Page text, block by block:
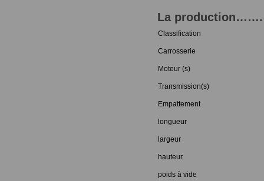
La production…….
Classification
Carrosserie
Moteur (s)
Transmission(s)
Empattement
longueur
largeur
hauteur
poids à vide